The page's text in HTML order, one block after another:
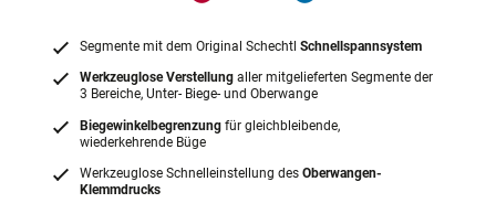
Segmente mit dem Original Schechtl Schnellspannsystem
Werkzeuglose Verstellung aller mitgelieferten Segmente der
3 Bereiche, Unter- Biege- und Oberwange
Biegewinkelbegrenzung für gleichbleibende,
wiederkehrende Büge
Werkzeuglose Schnelleinstellung des Oberwangen-
Klemmdrucks